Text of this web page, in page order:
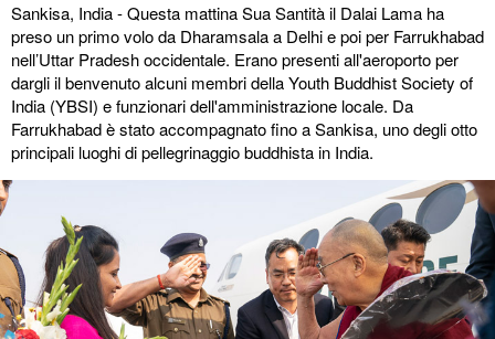
Sankisa, India - Questa mattina Sua Santità il Dalai Lama ha
preso un primo volo da Dharamsala a Delhi e poi per Farrukhabad
nell’Uttar Pradesh occidentale. Erano presenti all'aeroporto per
dargli il benvenuto alcuni membri della Youth Buddhist Society of
India (YBSI) e funzionari dell'amministrazione locale. Da
Farrukhabad è stato accompagnato fino a Sankisa, uno degli otto
principali luoghi di pellegrinaggio buddhista in India.